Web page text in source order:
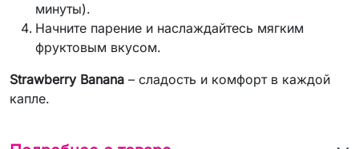
минуты).
Начните парение и наслаждайтесь мягким
фруктовым вкусом.
Strawberry Banana – сладость и комфорт в каждой
капле.